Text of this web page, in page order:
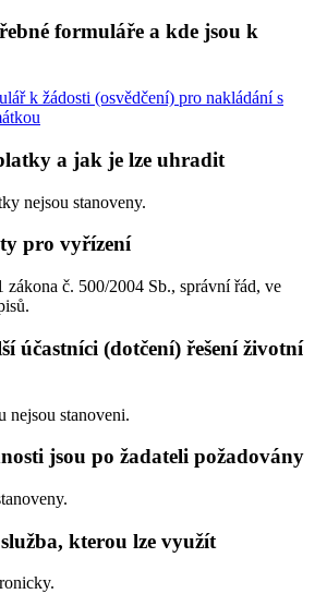
formuláře a kde jsou k
k žádosti (osvědčení) pro nakládání s
a jak je lze uhradit
nejsou stanoveny.
pro vyřízení
č. 500/2004 Sb., správní řád, ve
účastníci (dotčení) řešení životní
nejsou stanoveni.
jsou po žadateli požadovány
kterou lze využít